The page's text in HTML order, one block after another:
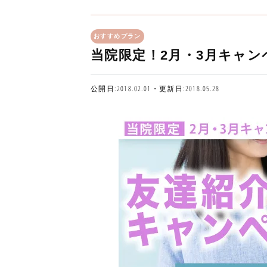
おすすめプラン
当院限定！2月・3月キャン
公開日:2018.02.01・更新日:2018.05.28